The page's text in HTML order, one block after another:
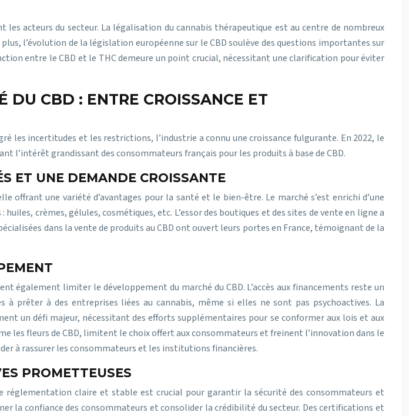
acteurs du secteur. La légalisation du cannabis thérapeutique est au centre de nombreux
l’évolution de la législation européenne sur le CBD soulève des questions importantes sur
entre le CBD et le THC demeure un point crucial, nécessitant une clarification pour éviter
DU CBD : ENTRE CROISSANCE ET
les incertitudes et les restrictions, l’industrie a connu une croissance fulgurante. En 2022, le
l’intérêt grandissant des consommateurs français pour les produits à base de CBD.
ET UNE DEMANDE CROISSANTE
offrant une variété d’avantages pour la santé et le bien-être. Le marché s’est enrichi d’une
crèmes, gélules, cosmétiques, etc. L’essor des boutiques et des sites de vente en ligne a
dans la vente de produits au CBD ont ouvert leurs portes en France, témoignant de la
également limiter le développement du marché du CBD. L’accès aux financements reste un
prêter à des entreprises liées au cannabis, même si elles ne sont pas psychoactives. La
un défi majeur, nécessitant des efforts supplémentaires pour se conformer aux lois et aux
les fleurs de CBD, limitent le choix offert aux consommateurs et freinent l’innovation dans le
à rassurer les consommateurs et les institutions financières.
PROMETTEUSES
réglementation claire et stable est crucial pour garantir la sécurité des consommateurs et
la confiance des consommateurs et consolider la crédibilité du secteur. Des certifications et